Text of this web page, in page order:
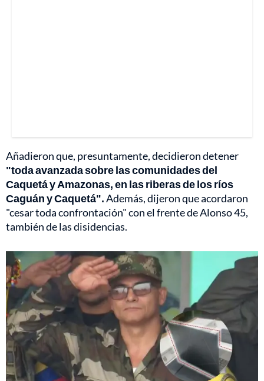
Añadieron que, presuntamente, decidieron detener
"toda avanzada sobre las comunidades del
Caquetá y Amazonas, en las riberas de los ríos
Caguán y Caquetá".Además, dijeron que acordaron
"cesar toda confrontación" con el frente de Alonso 45,
también de las disidencias.